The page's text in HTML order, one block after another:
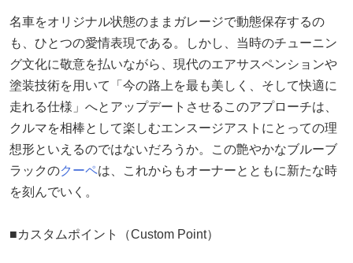
名車をオリジナル状態のままガレージで動態保存するの
も、ひとつの愛情表現である。しかし、当時のチューニン
グ文化に敬意を払いながら、現代のエアサスペンションや
塗装技術を用いて「今の路上を最も美しく、そして快適に
走れる仕様」へとアップデートさせるこのアプローチは、
クルマを相棒として楽しむエンスージアストにとっての理
想形といえるのではないだろうか。この艶やかなブルーブ
ラックのクーペは、これからもオーナーとともに新たな時
を刻んでいく。
■カスタムポイント（Custom Point）